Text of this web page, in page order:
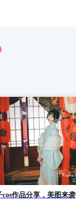
cos作品分享，美图来袭